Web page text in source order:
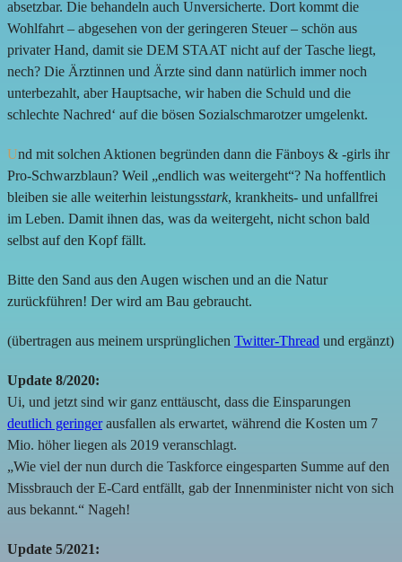
absetzbar. Die behandeln auch Unversicherte. Dort kommt die
Wohlfahrt – abgesehen von der geringeren Steuer – schön aus
privater Hand, damit sie DEM STAAT nicht auf der Tasche liegt,
nech? Die Ärztinnen und Ärzte sind dann natürlich immer noch
unterbezahlt, aber Hauptsache, wir haben die Schuld und die
schlechte Nachred‘ auf die bösen Sozialschmarotzer umgelenkt.
Und mit solchen Aktionen begründen dann die Fänboys & -girls ihr
Pro-Schwarzblaun? Weil „endlich was weitergeht“? Na hoffentlich
bleiben sie alle weiterhin leistungsstark, krankheits- und unfallfrei
im Leben. Damit ihnen das, was da weitergeht, nicht schon bald
selbst auf den Kopf fällt.
Bitte den Sand aus den Augen wischen und an die Natur
zurückführen! Der wird am Bau gebraucht.
(übertragen aus meinem ursprünglichen Twitter-Thread und ergänzt)
Update 8/2020:
Ui, und jetzt sind wir ganz enttäuscht, dass die Einsparungen
deutlich geringerausfallen als erwartet, während die Kosten um 7
Mio. höher liegen als 2019 veranschlagt.
„Wie viel der nun durch die Taskforce eingesparten Summe auf den
Missbrauch der E-Card entfällt, gab der Innenminister nicht von sich
aus bekannt.“ Nageh!
Update 5/2021: